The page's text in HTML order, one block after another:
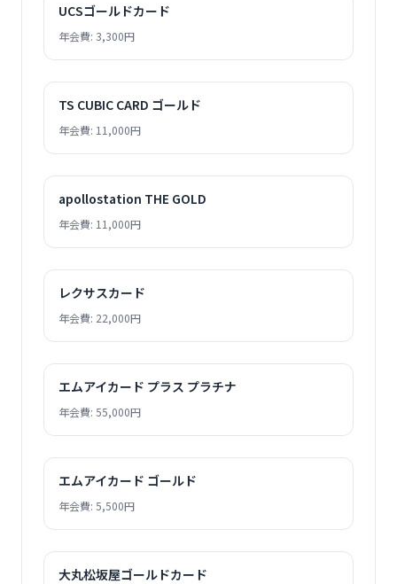
UCSゴールドカード
年会費: 3,300円
TS CUBIC CARD ゴールド
年会費: 11,000円
apollostation THE GOLD
年会費: 11,000円
レクサスカード
年会費: 22,000円
エムアイカード プラス プラチナ
年会費: 55,000円
エムアイカード ゴールド
年会費: 5,500円
大丸松坂屋ゴールドカード